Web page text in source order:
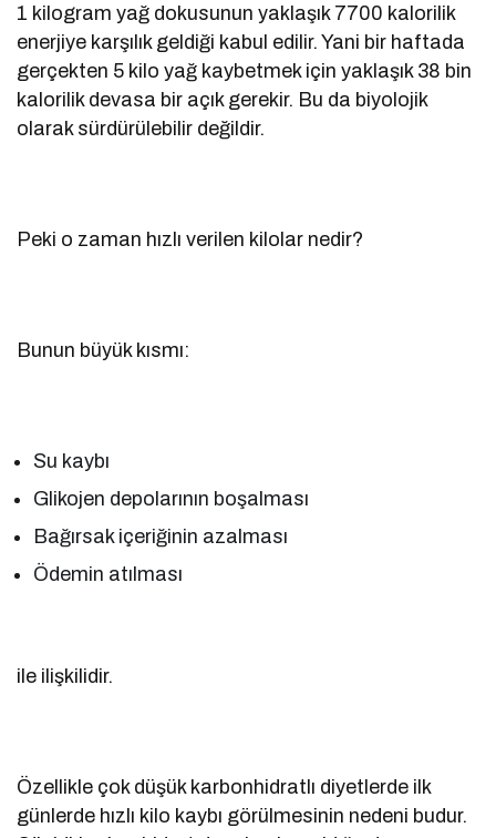
1 kilogram yağ dokusunun yaklaşık 7700 kalorilik
enerjiye karşılık geldiği kabul edilir. Yani bir haftada
gerçekten 5 kilo yağ kaybetmek için yaklaşık 38 bin
kalorilik devasa bir açık gerekir. Bu da biyolojik
olarak sürdürülebilir değildir.
Peki o zaman hızlı verilen kilolar nedir?
Bunun büyük kısmı:
Su kaybı
Glikojen depolarının boşalması
Bağırsak içeriğinin azalması
Ödemin atılması
ile ilişkilidir.
Özellikle çok düşük karbonhidratlı diyetlerde ilk
günlerde hızlı kilo kaybı görülmesinin nedeni budur.